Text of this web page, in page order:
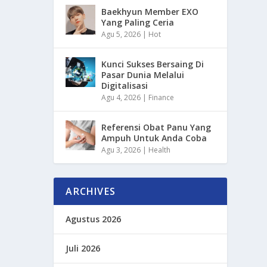
Baekhyun Member EXO
Yang Paling Ceria
Agu 5, 2026 | Hot
Kunci Sukses Bersaing Di
Pasar Dunia Melalui
Digitalisasi
Agu 4, 2026 | Finance
Referensi Obat Panu Yang
Ampuh Untuk Anda Coba
Agu 3, 2026 | Health
ARCHIVES
Agustus 2026
Juli 2026